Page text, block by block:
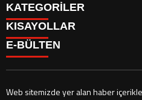
KATEGORİLER
GÜNDEM
SİYASET
CANLI BORSA
KISAYOLLAR
GÜNDEM
SİYASET
E-BÜLTEN
Web sitemizde yer alan haber